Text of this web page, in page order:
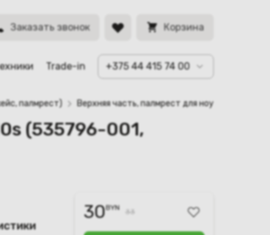
Заказать звонок Корзина
Trade-in +375 44 415 74 00
BYN
палмрест) Верхняя часть, палмрест для ноутбука HP
(535796-001,
30BYN